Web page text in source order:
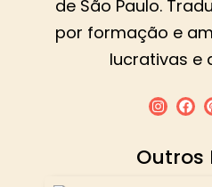
de São Paulo.
por formação e
lucrativas e
Outros